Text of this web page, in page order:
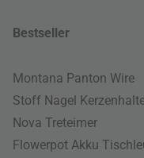
Bestseller
Montana Panton Wire
Stoff Nagel
Nova Treteimer
Flowerpot Akku